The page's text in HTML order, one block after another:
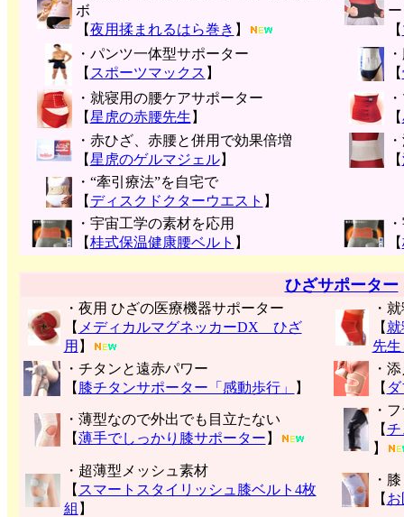
ボ
【夜用揉まれるはら巻き 】
ー
【
・パンツ一体型サポーター
【 スポーツマックス 】
【
・就寝用の腰ケアサポーター
【星虎の赤腰先生 】
【
・赤ひざ、赤腰と併用で効果倍増
【星虎のゲルマジェル】
【
・“牽引療法”を自宅で
【 ディスクドクターウエスト 】
・宇宙工学の素材を応用
【桂式保温健康腰ベルト 】
【
ひざサポーター
・夜用 ひざの医療機器サポーター
【 メディカルマグネッカーDX ひざ
用 】
・
【
先生
・チタンと遠赤パワー
【 膝チタンサポーター「感動歩行」 】
・
【
・薄型なので外出でも目立たない
【薄手でしっかり膝サポーター 】
・
【チ
】
・超薄型メッシュ素材
【 スマートスタイリッシュ膝ベルト4枚
組 】
・
【